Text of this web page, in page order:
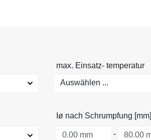
max. Einsatz- temperatur
Auswählen ...
Iø nach Schrumpfung [mm]
-